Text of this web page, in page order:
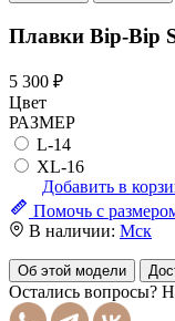
Плавки Bip-Bip
5 300 ₽
Цвет
РАЗМЕР
L-14
XL-16
Добавить в
Помочь с
В наличии: Мск
Об этой модели
Остались вопросы?